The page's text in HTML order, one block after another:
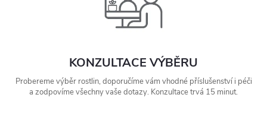
KONZULTACE VÝBĚRU
Probereme výběr rostlin, doporučíme vám vhodné příslušenství i péči
a zodpovíme všechny vaše dotazy. Konzultace trvá 15 minut.